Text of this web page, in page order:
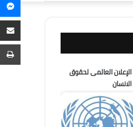
الإعلان العالمى لحقوق
الانسان